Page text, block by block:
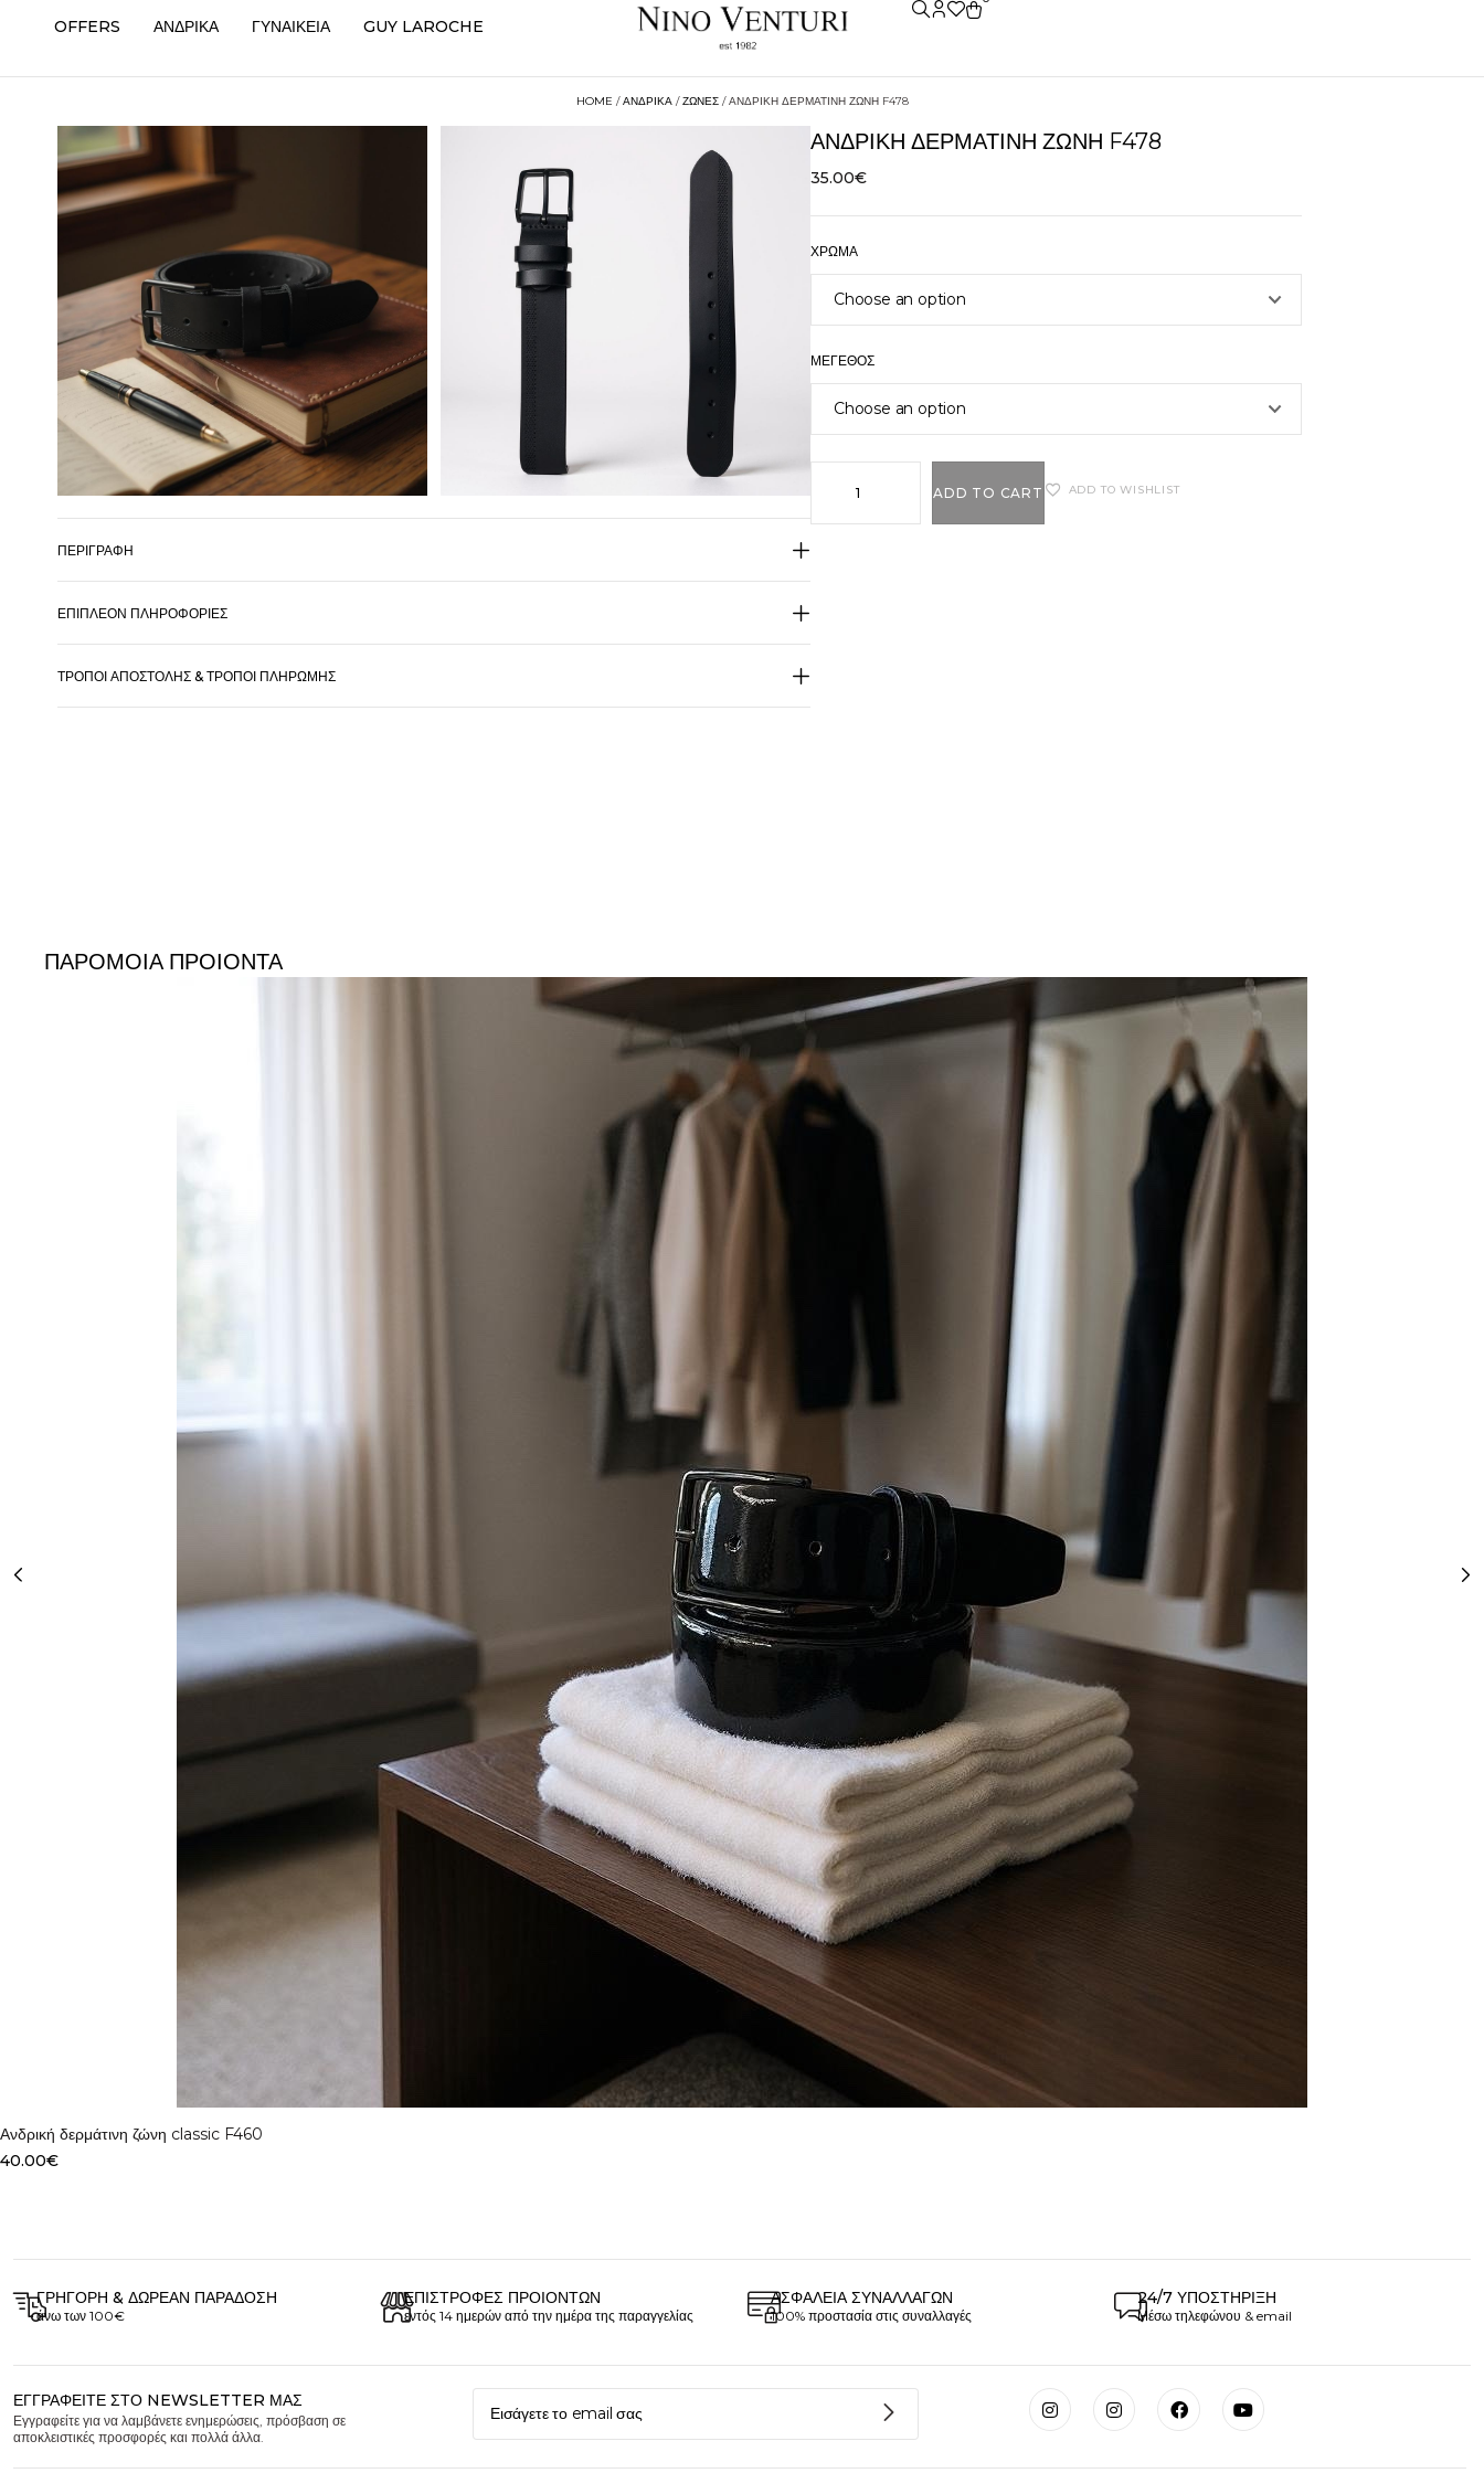
OFFERS ΑΝΔΡΙΚΑ ΓΥΝΑΙΚΕΙΑ GUY LAROCHE
HOME /ΑΝΔΡΙΚΑ/ΖΩΝΕΣ/ ΑΝΔΡΙΚΉ ΔΕΡΜΆΤΙΝΗ ΖΏΝΗ F478
ΠΕΡΙΓΡΑΦΉ
ΕΠΙΠΛΈΟΝ ΠΛΗΡΟΦΟΡΊΕΣ
ΤΡΌΠΟΙ ΑΠΟΣΤΟΛΉΣ & ΤΡΌΠΟΙ ΠΛΗΡΩΜΉΣ
ΑΝΔΡΙΚΉ ΔΕΡΜΆΤΙΝΗ ΖΏΝΗ F478
35.00€
ΧΡΏΜΑ
ΜΈΓΕΘΟΣ
ADD TO CART ADD TO WISHLIST
ΠΑΡΟΜΟΙΑ ΠΡΟΙΟΝΤΑ
Ανδρική δερμάτινη ζώνη classic F460
40.00€
ΓΡΉΓΟΡΗ & ΔΩΡΕΆΝ ΠΑΡΆΔΟΣΗ
άνω των 100€
ΕΠΙΣΤΡΟΦΈΣ ΠΡΟΙΌΝΤΩΝ
εντός 14 ημερών από την ημέρα της παραγγελίας
ΑΣΦΆΛΕΙΑ ΣΥΝΑΛΛΑΓΏΝ
100% προστασία στις συναλλαγές
24/7 ΥΠΟΣΤΉΡΙΞΗ
Μέσω τηλεφώνου & email
ΕΓΓΡΑΦΕΊΤΕ ΣΤΟ NEWSLETTER ΜΑΣ
Εγγραφείτε για να λαμβάνετε ενημερώσεις, πρόσβαση σε
αποκλειστικές προσφορές και πολλά άλλα.